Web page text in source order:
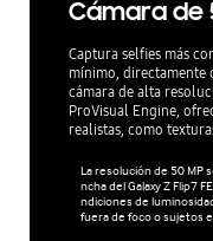
Cámara de
Captura selfies más
mínimo, directamente
cámara de alta
ProVisual Engine,
realistas, como
La resolución de 50 MP
ncha del Galaxy Z Flip7
ndiciones de
fuera de foco o sujetos